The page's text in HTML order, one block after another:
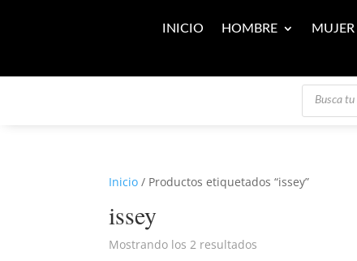
INICIO HOMBRE MUJER
Búsqueda
productos
Inicio / Productos etiquetados “issey”
issey
Mostrando los 2 resultados